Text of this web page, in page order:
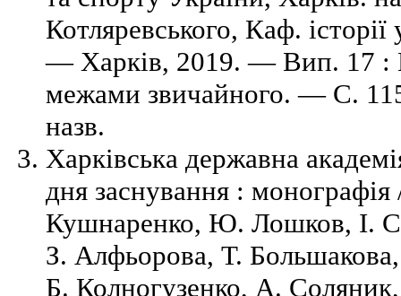
Котляревського, Каф.
— Харків, 2019. — Вип. 17 :
межами звичайного. — С.
назв.
Харківська державна
дня заснування :
Кушнаренко, Ю. Лошков, І.
З. Алфьорова, Т.
Б. Колногузенко, А.